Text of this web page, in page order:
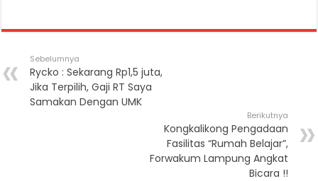
Sebelumnya
Rycko : Sekarang Rp1,5 juta,
Jika Terpilih, Gaji RT Saya
Samakan Dengan UMK
Berikutnya
Kongkalikong Pengadaan
Fasilitas “Rumah Belajar”,
Forwakum Lampung Angkat
Bicara !!